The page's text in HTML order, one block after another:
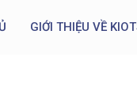
GIỚI THIỆU VỀ